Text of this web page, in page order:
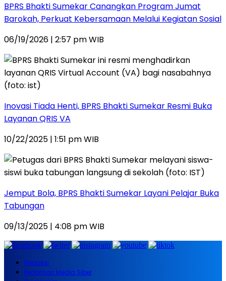
BPRS Bhakti Sumekar Canangkan Program Jumat
Barokah, Perkuat Kebersamaan Melalui Kegiatan Sosial
06/19/2026 | 2:57 pm WIB
Inovasi Tiada Henti, BPRS Bhakti Sumekar Resmi Buka
Layanan QRIS VA
10/22/2025 | 1:51 pm WIB
Jemput Bola, BPRS Bhakti Sumekar Layani Pelajar Buka
Tabungan
09/13/2025 | 4:08 pm WIB
Redaksi
Pedoman Media Siber